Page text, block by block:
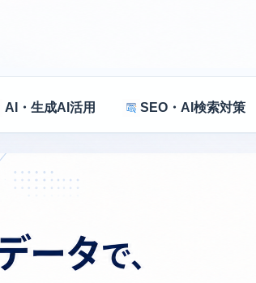
AI・生成AI活用 SEO・AI検索対策